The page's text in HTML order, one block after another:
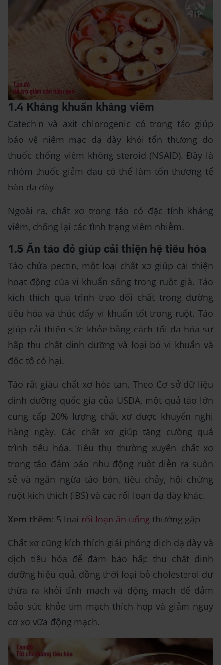
1.4 Kháng khuẩn kháng viêm
Catechin và axit chlorogenic có trong táo giúp
bảo vệ niêm mạc dạ dày khỏi tổn thương do
thuốc chống viêm không steroid (NSAID). Đây là
nhóm thuốc giảm đau có thể làm tổn thương tế
bào dạ dày.
Ngoài ra, chất xơ trong táo có đặc tính kháng
viêm, chống lại các tình trạng viêm nhiễm.
1.5 Ăn táo đỏ giúp cải thiện hệ tiêu hóa
Táo chứa pectin, một loại chất xơ giúp cải thiện
hoạt động của vi khuẩn sống trong ruột già. Táo
kích thích quá trình trao đổi chất trong đường
tiêu hóa và thúc đẩy vi khuẩn tốt trong ruột. Táo
giúp cải thiện sức khỏe bằng cách tối đa hóa sự
hấp thu chất dinh dưỡng và loại bỏ vi khuẩn và
độc tố có hại.
Táo rất giàu chất xơ hòa tan. Theo Cơ sở dữ liệu
dinh dưỡng quốc gia của USDA, một quả táo lớn
cung cấp 20% lượng chất xơ được khuyến nghị
hàng ngày. Các chất xơ giúp tăng cường quá
trình tiêu hóa. Tiêu thụ thường xuyên chất xơ
trong táo đảm bảo nhu động ruột diễn ra suôn
sẻ và ngăn ngừa táo bón, tiêu chảy, hội chứng
ruột kích thích (IBS) và các rối loạn dạ dày khác.
Xem thêm: 5 loại rối loạn ăn uống thường gặp
Chất xơ cũng kích thích giải phóng dịch dạ dày và
dịch tiêu hóa để đảm bảo hấp thu chất dinh
dưỡng hiệu quả, đồng thời loại bỏ cholesterol dư
thừa ra khỏi tĩnh mạch và động mạch để đảm
bảo sức khỏe tim mạch thích hợp và giảm nguy
cơ xơ vữa động mạch.